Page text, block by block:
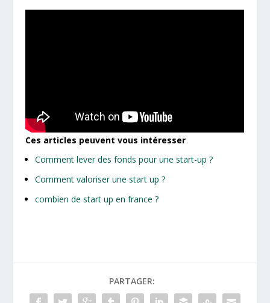
Ces articles peuvent vous intéresser
Comment lever des fonds pour une start-up ?
Comment valoriser une start up ?
combien de start up en france ?
PARTAGER: